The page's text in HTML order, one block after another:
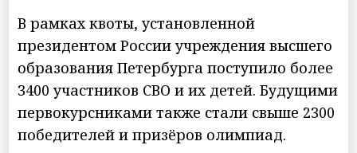
В рамках квоты, установленной
президентом России учреждения высшего
образования Петербурга поступило более
3400 участников СВО и их детей. Будущими
первокурсниками также стали свыше 2300
победителей и призёров олимпиад.